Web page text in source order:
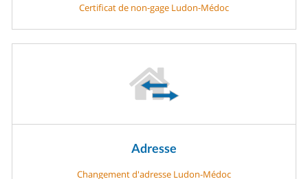
Certificat de non-gage Ludon-Médoc
Adresse
Changement d'adresse Ludon-Médoc